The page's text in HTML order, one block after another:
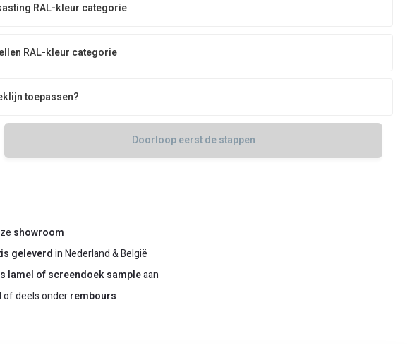
RAL-kleur categorie
RAL-kleur categorie
toepassen?
Doorloop eerst de stappen
showroom
geleverdin Nederland & België
lamel of screendoek sampleaan
of deels onderrembours